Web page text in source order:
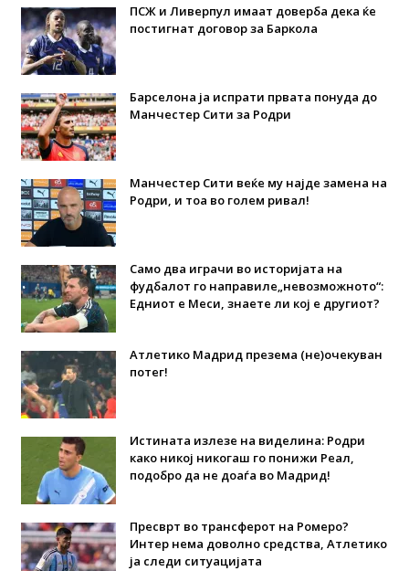
ПСЖ и Ливерпул имаат доверба дека ќе
постигнат договор за Баркола
Барселона ја испрати првата понуда до
Манчестер Сити за Родри
Манчестер Сити веќе му најде замена на
Родри, и тоа во голем ривал!
Само два играчи во историјата на
фудбалот го направиле„невозможното“:
Едниот е Меси, знаете ли кој е другиот?
Атлетико Мадрид презема (не)очекуван
потег!
Истината излезе на виделина: Родри
како никој никогаш го понижи Реал,
подобро да не доаѓа во Мадрид!
Пресврт во трансферот на Ромеро?
Интер нема доволно средства, Атлетико
ја следи ситуацијата